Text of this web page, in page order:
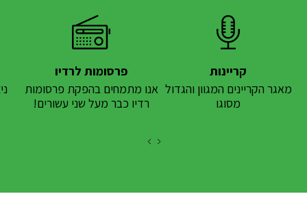
קריינות
מאגר הקריינים המגוון והגדול
מסוגו
פרסומות לרדיו
אנו מתמחים בהפקת פרסומות
רדיו כבר מעל שני עשורים!